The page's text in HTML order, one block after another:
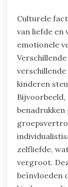
cruciale
basis, terwijl
intelligentie
beheersen
competitieve
toestand en
Hoe